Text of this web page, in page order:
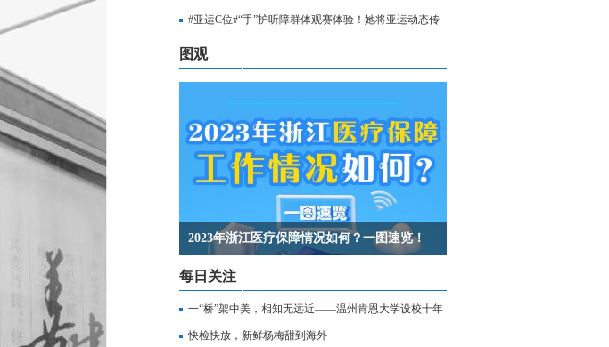
出行
#亚运C位#“手”护听障群体观赛体验！她将亚运动态传
至无声世界
图观
2023年浙江医疗保障情况如何？一图速览！
每日关注
一“桥”架中美，相知无远近——温州肯恩大学设校十年
记
快检快放，新鲜杨梅甜到海外